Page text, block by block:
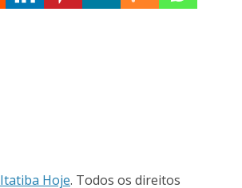
Itatiba Hoje. Todos os direitos